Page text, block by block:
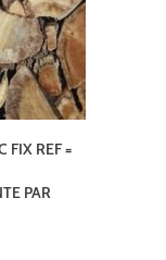
FIX REF =
PAR